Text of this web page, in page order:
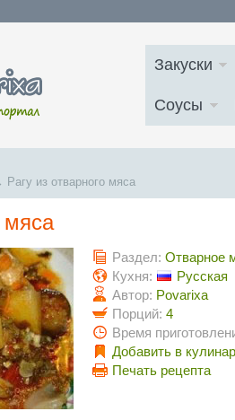
Закуски
Соусы
Рагу из отварного мяса
мяса
Раздел: Отварное
Кухня:
Русская
Автор: Povarixa
Порций: 4
Время
Добавить в
Печать рецепта